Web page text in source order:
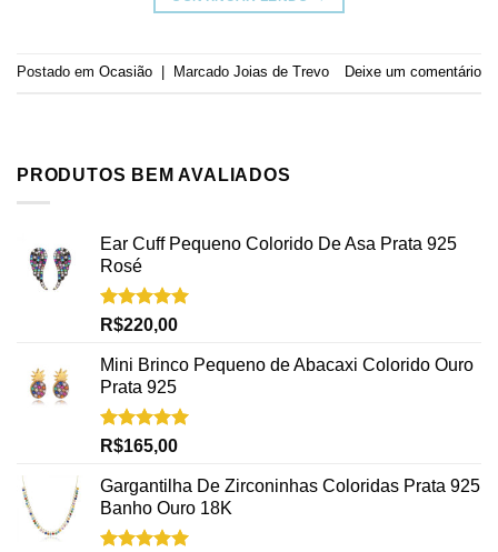
Postado em Ocasião Marcado Joias de Trevo Deixe um comentário
PRODUTOS BEM AVALIADOS
Ear Cuff Pequeno Colorido De Asa Prata 925
Rosé
Avaliação
5.00
de 5
R$220,00
Mini Brinco Pequeno de Abacaxi Colorido Ouro
Prata 925
Avaliação
5.00
de 5
R$165,00
Gargantilha De Zirconinhas Coloridas Prata 925
Banho Ouro 18K